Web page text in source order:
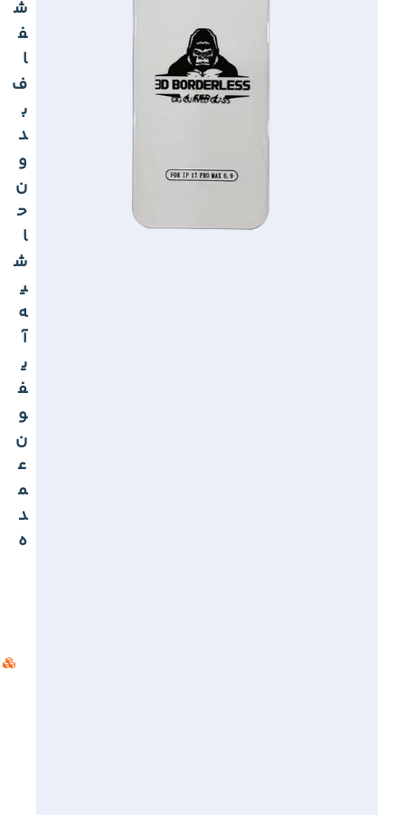
ش
ف
ا
ف
ب
د
و
ن
ح
ا
ش
ی
ه
آ
ی
ف
و
ن
ع
م
د
ه